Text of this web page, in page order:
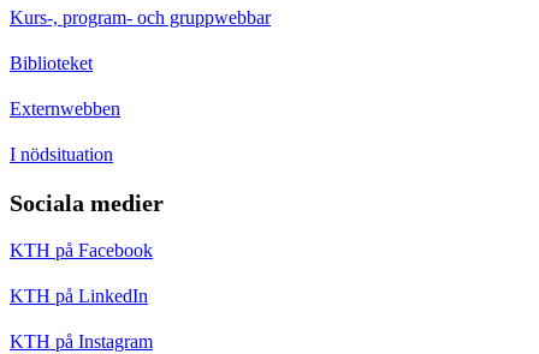
Kurs-, program- och gruppwebbar
Biblioteket
Externwebben
I nödsituation
Sociala medier
KTH på Facebook
KTH på LinkedIn
KTH på Instagram